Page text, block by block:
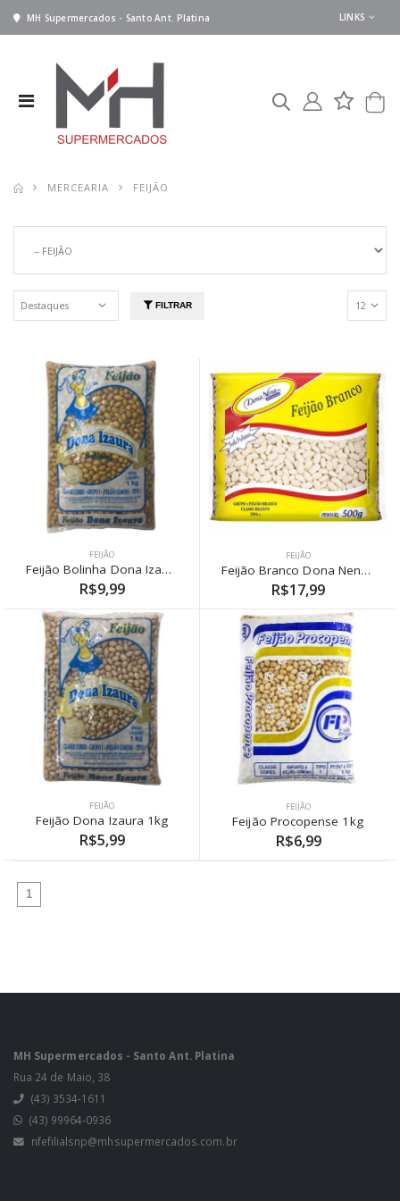
MH Supermercados - Santo Ant. Platina LINKS
MERCEARIA FEIJÃO
FILTRAR
FEIJÃO
Feijão Bolinha Dona Izaura 1kg
R$9,99
FEIJÃO
Feijão Branco Dona Nena 500g
R$17,99
FEIJÃO
Feijão Dona Izaura 1kg
R$5,99
FEIJÃO
Feijão Procopense 1kg
R$6,99
1(atual)
MH Supermercados - Santo Ant. Platina
Rua 24 de Maio, 38
(43) 3534-1611
(43) 99964-0936
nfefilialsnp@mhsupermercados.com.br